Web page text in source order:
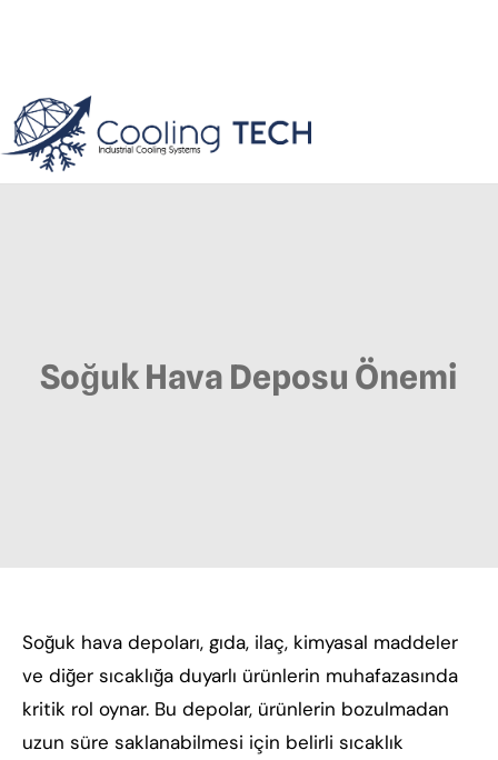
Soğuk Hava Deposu Önemi
Soğuk hava depoları, gıda, ilaç, kimyasal maddeler
ve diğer sıcaklığa duyarlı ürünlerin muhafazasında
kritik rol oynar. Bu depolar, ürünlerin bozulmadan
uzun süre saklanabilmesi için belirli sıcaklık